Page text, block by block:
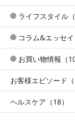
ライフスタイル（
コラム&エッセイ
お買い物情報（10
お客様エピソード（
ヘルスケア（18）